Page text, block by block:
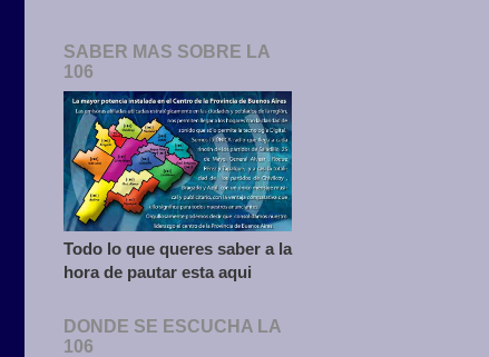
SABER MAS SOBRE LA
106
Todo lo que queres saber a la
hora de pautar esta aqui
DONDE SE ESCUCHA LA
106